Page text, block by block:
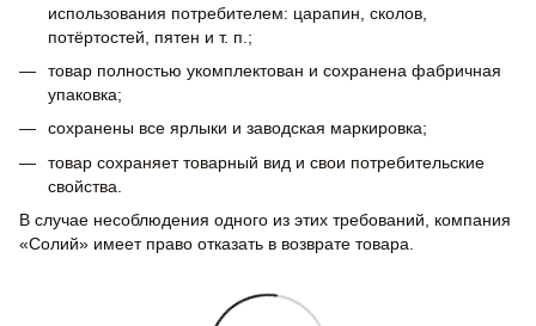
использования потребителем: царапин, сколов,
потёртостей, пятен и т. п.;
товар полностью укомплектован и сохранена фабричная
упаковка;
сохранены все ярлыки и заводская маркировка;
товар сохраняет товарный вид и свои потребительские
свойства.
В случае несоблюдения одного из этих требований, компания
«Солий» имеет право отказать в возврате товара.